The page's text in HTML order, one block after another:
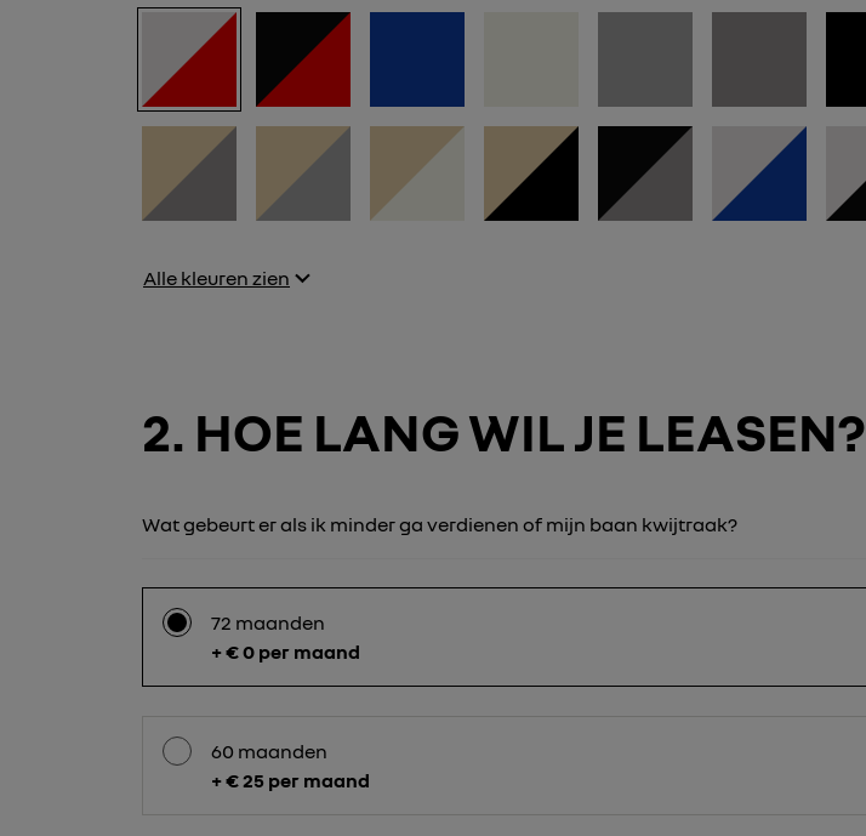
Alle kleuren zien
2 HOE LANG WIL JE LEASEN?
Wat gebeurt er als ik minder ga verdienen of mijn baan kwijtraak?
72 maanden
+ € 0 per maand
60 maanden
+ € 25 per maand